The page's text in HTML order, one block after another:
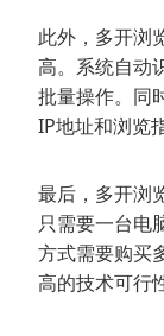
此外，多开浏
高。系统自动
批量操作。同
IP地址和浏览
最后，多开浏
只需要一台电
方式需要购买
高的技术可行